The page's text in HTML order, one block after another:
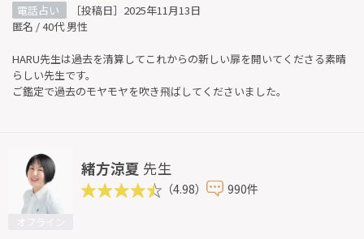
電話占い
［投稿日］2025年11月13日
匿名 / 40代 男性
HARU先生は過去を清算してこれからの新しい扉を開いてくださる素晴
らしい先生です。
ご鑑定で過去のモヤモヤを吹き飛ばしてくださいました。
緒方涼夏 先生
（4.98） 990件